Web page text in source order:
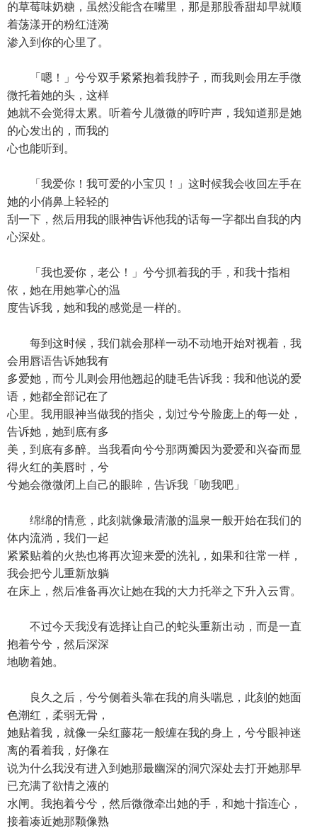
的草莓味奶糖，虽然没能含在嘴里，那是那股香甜却早就顺
着荡漾开的粉红涟漪
渗入到你的心里了。
「嗯！」兮兮双手紧紧抱着我脖子，而我则会用左手微
微托着她的头，这样
她就不会觉得太累。听着兮儿微微的哼咛声，我知道那是她
的心发出的，而我的
心也能听到。
「我爱你！我可爱的小宝贝！」这时候我会收回左手在
她的小俏鼻上轻轻的
刮一下，然后用我的眼神告诉他我的话每一字都出自我的内
心深处。
「我也爱你，老公！」兮兮抓着我的手，和我十指相
依，她在用她掌心的温
度告诉我，她和我的感觉是一样的。
每到这时候，我们就会那样一动不动地开始对视着，我
会用唇语告诉她我有
多爱她，而兮儿则会用他翘起的睫毛告诉我：我和他说的爱
语，她都全部记在了
心里。我用眼神当做我的指尖，划过兮兮脸庞上的每一处，
告诉她，她到底有多
美，到底有多醉。当我看向兮兮那两瓣因为爱爱和兴奋而显
得火红的美唇时，兮
兮她会微微闭上自己的眼眸，告诉我「吻我吧」
绵绵的情意，此刻就像最清澈的温泉一般开始在我们的
体内流淌，我们一起
紧紧贴着的火热也将再次迎来爱的洗礼，如果和往常一样，
我会把兮儿重新放躺
在床上，然后准备再次让她在我的大力托举之下升入云霄。
不过今天我没有选择让自己的蛇头重新出动，而是一直
抱着兮兮，然后深深
地吻着她。
良久之后，兮兮侧着头靠在我的肩头喘息，此刻的她面
色潮红，柔弱无骨，
她贴着我，就像一朵红藤花一般缠在我的身上，兮兮眼神迷
离的看着我，好像在
说为什么我没有进入到她那最幽深的洞穴深处去打开她那早
已充满了欲情之液的
水闸。我抱着兮兮，然后微微牵出她的手，和她十指连心，
接着凑近她那颗像熟